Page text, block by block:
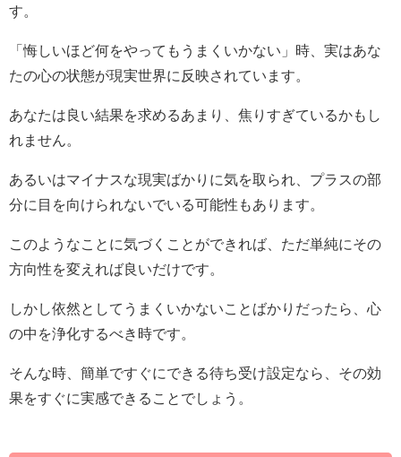
す。
「悔しいほど何をやってもうまくいかない」時、実はあな
たの心の状態が現実世界に反映されています。
あなたは良い結果を求めるあまり、焦りすぎているかもし
れません。
あるいはマイナスな現実ばかりに気を取られ、プラスの部
分に目を向けられないでいる可能性もあります。
このようなことに気づくことができれば、ただ単純にその
方向性を変えれば良いだけです。
しかし依然としてうまくいかないことばかりだったら、心
の中を浄化するべき時です。
そんな時、簡単ですぐにできる待ち受け設定なら、その効
果をすぐに実感できることでしょう。